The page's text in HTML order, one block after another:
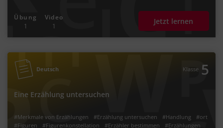
Übung
1
Video
1
Jetzt lernen
Deutsch Klasse 5
Eine Erzählung untersuchen
#Merkmale von Erzählungen #Erzählung untersuchen #Handlung
#ort
#Figuren
#Figurenkonstellation #Erzähler bestimmen
#Erzählungen